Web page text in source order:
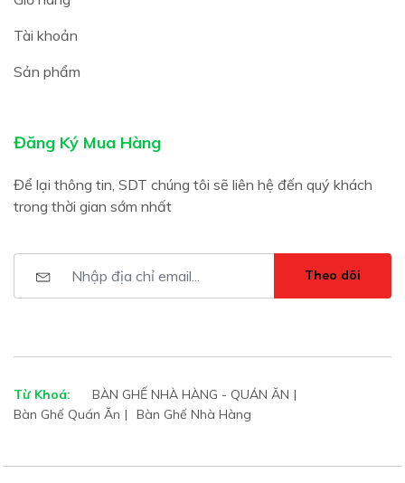
Tài khoản
Sản phẩm
Đăng Ký Mua Hàng
Để lại thông tin, SDT chúng tôi sẽ liên hệ đến quý khách
trong thời gian sớm nhất
Theo dõi
Từ Khoá:
BÀN GHẾ NHÀ HÀNG - QUÁN ĂN
Bàn Ghế Quán Ăn
Bàn Ghế Nhà Hàng